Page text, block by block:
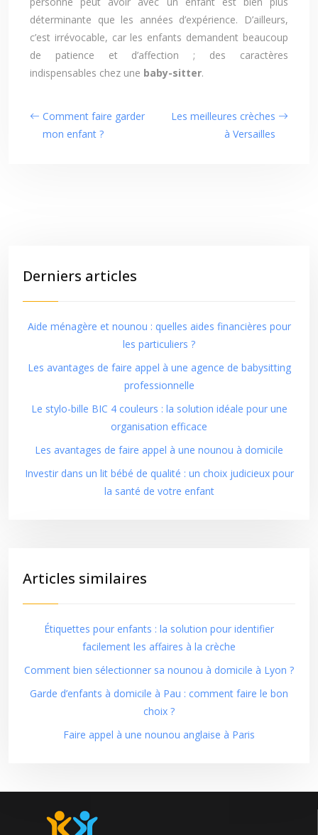
déterminante que les années d’expérience. D’ailleurs,
c’est irrévocable, car les enfants demandent beaucoup
de patience et d’affection ; des caractères
indispensables chez une baby-sitter.
Comment faire garder
mon enfant ?
Les meilleures crèches
à Versailles
Derniers articles
Aide ménagère et nounou : quelles aides financières pour
les particuliers ?
Les avantages de faire appel à une agence de babysitting
professionnelle
Le stylo-bille BIC 4 couleurs : la solution idéale pour une
organisation efficace
Les avantages de faire appel à une nounou à domicile
Investir dans un lit bébé de qualité : un choix judicieux pour
la santé de votre enfant
Articles similaires
Étiquettes pour enfants : la solution pour identifier
facilement les affaires à la crèche
Comment bien sélectionner sa nounou à domicile à Lyon ?
Garde d’enfants à domicile à Pau : comment faire le bon
choix ?
Faire appel à une nounou anglaise à Paris